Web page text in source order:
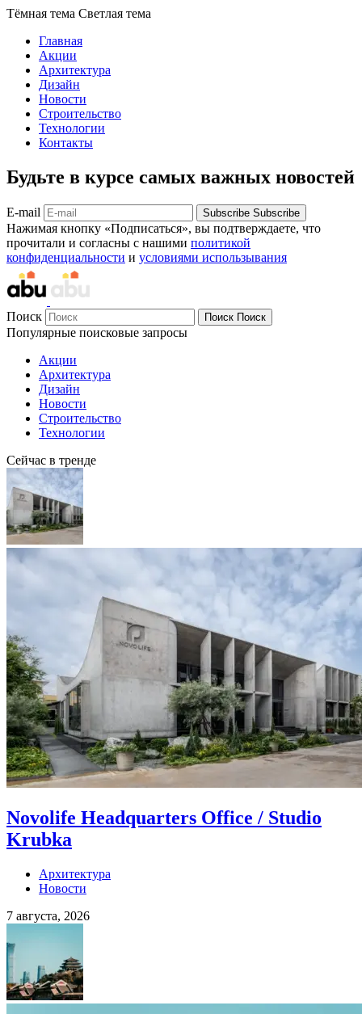
Тёмная тема Светлая тема
Главная
Акции
Архитектура
Дизайн
Новости
Строительство
Технологии
Контакты
Будьте в курсе самых важных новостей
E-mail Subscribe Subscribe
Нажимая кнопку «Подписаться», вы подтверждаете, что
прочитали и согласны с нашими политикой
конфиденциальности и условиями использывания
Поиск Поиск Поиск
Популярные поисковые запросы
Акции
Архитектура
Дизайн
Новости
Строительство
Технологии
Сейчас в тренде
Novolife Headquarters Office / Studio
Krubka
Архитектура
Новости
7 августа, 2026